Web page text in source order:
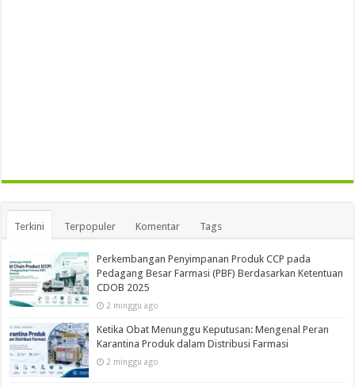
Terkini Terpopuler Komentar Tags
Perkembangan Penyimpanan Produk CCP pada
Pedagang Besar Farmasi (PBF) Berdasarkan Ketentuan
CDOB 2025
2 minggu ago
Ketika Obat Menunggu Keputusan: Mengenal Peran
Karantina Produk dalam Distribusi Farmasi
2 minggu ago